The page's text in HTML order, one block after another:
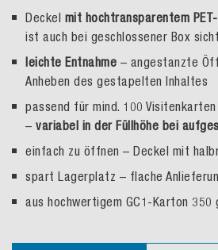
Deckel mit hochtransparentem
ist auch bei geschlossener Box
leichte Entnahme – angestanzte
Anheben des gestapelten Inhaltes
passend für mind. 100
– variabel in der Füllhöhe bei
einfach zu öffnen – Deckel mit
spart Lagerplatz – flache
aus hochwertigem GC1-Karton 350